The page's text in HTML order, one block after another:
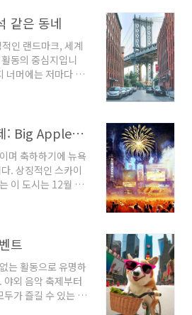
고 있다면 뉴욕시
서 가장 상징적인
Avenue로 도시와
트인 전망을 제공
는 또 다른 인기 있
같은 동네
인 랜드마크, 세계
동의 중심지입니
너머에는 저마다 고
숨겨진 동네의 세
지지 않은 지역을
그리니치 빌리지 그
로 알려진 보
라운스톤으로 유명
네에는 도시 최고
여러 상징적인 재즈
니다. 산책을 하며
다. Brooklyn He..
뉴욕시의 새해 전야제: Big Apple에서의 축하 가이드
며 축하하기에 뉴욕
. 상징적인 스카이
이 도시는 12월 31
구 전역에서 행사
을 원하든 좀 더 조
스퀘어의 볼 드롭
전야 행사는 타임
수천 명의 사람들
내려오는 상징적인
중심부에 모입니
트
는 활동으로 유명하
야외 음악 축제부터
가 즐길 수 있는 것